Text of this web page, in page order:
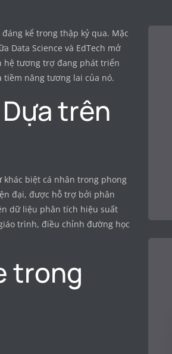
kể trong thập kỷ qua. Mặc
Data Science và EdTech mở
hệ tương trợ đang phát triển
tiềm năng tương lai của nó.
trên
biệt cá nhân trong phong
đại, được hỗ trợ bởi phân
dữ liệu phân tích hiệu suất
trình, điều chỉnh đường học
trong